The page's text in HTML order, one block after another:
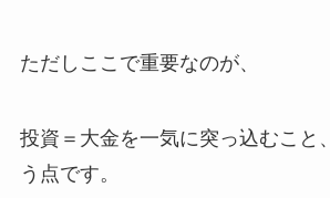
ただしここで重要なのが、
投資＝大金を一気に突っ込むこと
う点です。